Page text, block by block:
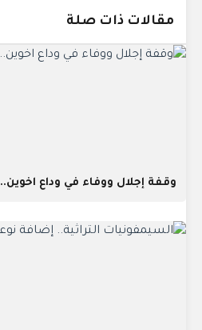
مقالات ذات صلة
وقفة إجلال ووفاء في وداع اخوين..